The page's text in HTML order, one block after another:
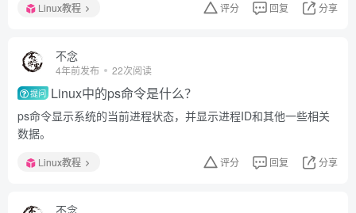
Linux教程 评分 回复 分享
不念
4年前发布 22次阅读
提问 Linux中的ps命令是什么？
ps命令显示系统的当前进程状态，并显示进程ID和其他一些相关
数据。
Linux教程 评分 回复 分享
不念